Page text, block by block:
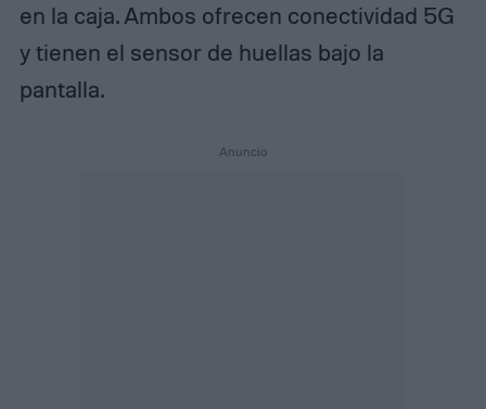
en la caja. Ambos ofrecen conectividad 5G
y tienen el sensor de huellas bajo la
pantalla.